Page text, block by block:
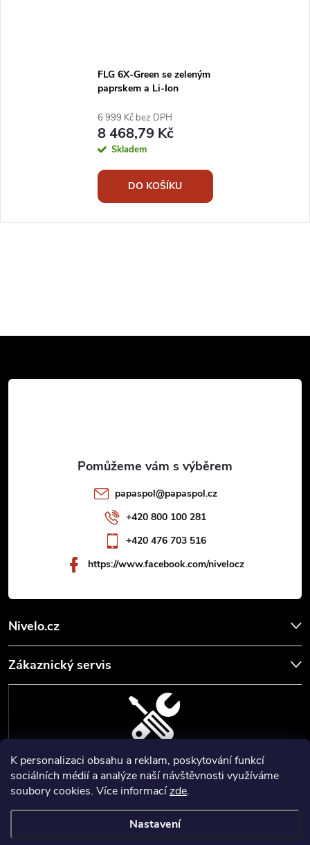
K personalizaci obsahu a reklam, poskytování funkcí
sociálních médií a analýze naší návštěvnosti využíváme
soubory cookies. Více informacízde.
Nastavení
FLG 6X-Green se zeleným
paprskem a Li-Ion
vytvoření 3x360° paprsku
6 999 Kč bez DPH
8 468,79 Kč
Skladem
DO KOŠÍKU
á
Nivelo.cz
Zákaznický servis
papaspol@papaspol.cz
+420 800 100 281
+420 476 703 516
https://www.facebook.com/nivelocz
SERVIS, SEŘÍZENÍ A KALIBRACE
Zajišťujeme servisní a kalibrační služby geodetických a stavebních
přístrojů a pomůcek.